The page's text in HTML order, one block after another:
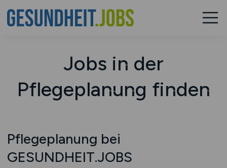
Jobs in der
Pflegeplanung finden
Pflegeplanung bei
GESUNDHEIT.JOBS